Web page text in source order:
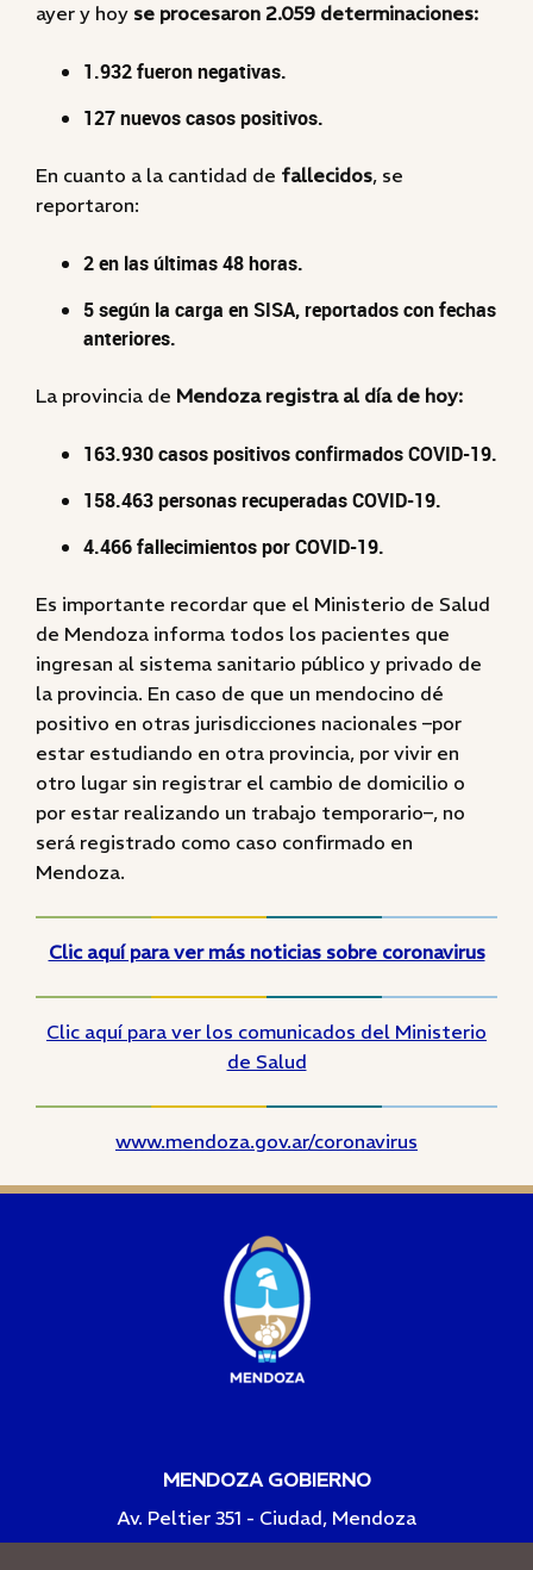
ayer y hoy se procesaron 2.059 determinaciones:
1.932 fueron negativas.
127 nuevos casos positivos.
En cuanto a la cantidad de fallecidos, se
reportaron:
2 en las últimas 48 horas.
5 según la carga en SISA, reportados con fechas
anteriores.
La provincia de Mendoza registra al día de hoy:
163.930 casos positivos confirmados COVID-19.
158.463 personas recuperadas COVID-19.
4.466 fallecimientos por COVID-19.
Es importante recordar que el Ministerio de Salud
de Mendoza informa todos los pacientes que
ingresan al sistema sanitario público y privado de
la provincia. En caso de que un mendocino dé
positivo en otras jurisdicciones nacionales –por
estar estudiando en otra provincia, por vivir en
otro lugar sin registrar el cambio de domicilio o
por estar realizando un trabajo temporario–, no
será registrado como caso confirmado en
Mendoza.
Clic aquí para ver más noticias sobre coronavirus
Clic aquí para ver los comunicados del Ministerio
de Salud
www.mendoza.gov.ar/coronavirus
MENDOZA GOBIERNO
Av. Peltier 351 - Ciudad, Mendoza